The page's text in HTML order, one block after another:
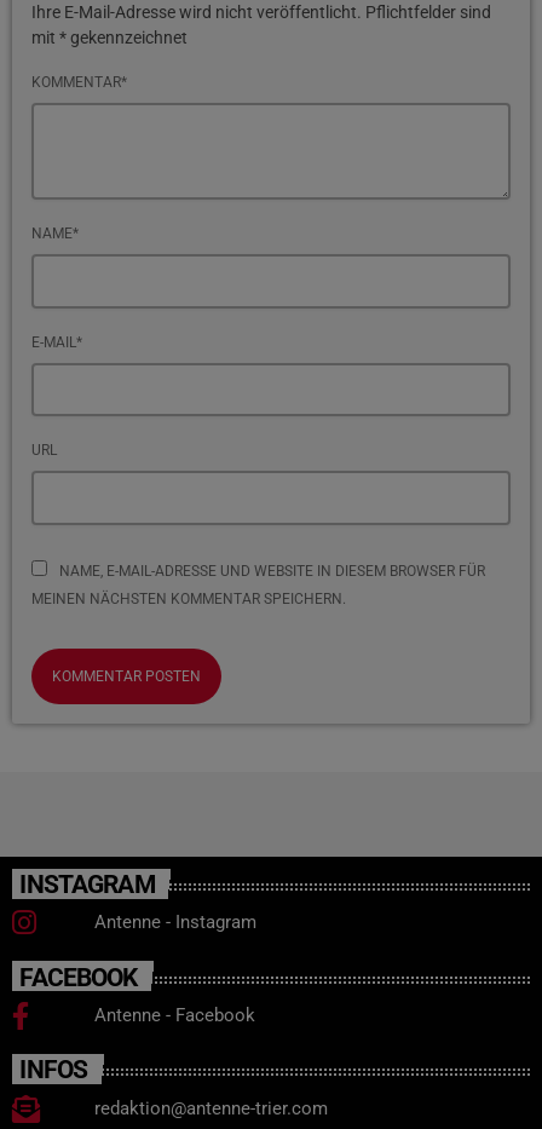
Ihre E-Mail-Adresse wird nicht veröffentlicht. Pflichtfelder sind
mit * gekennzeichnet
KOMMENTAR*
NAME*
E-MAIL*
URL
NAME, E-MAIL-ADRESSE UND WEBSITE IN DIESEM BROWSER FÜR
MEINEN NÄCHSTEN KOMMENTAR SPEICHERN.
INSTAGRAM
Antenne - Instagram
FACEBOOK
Antenne - Facebook
INFOS
redaktion@antenne-trier.com